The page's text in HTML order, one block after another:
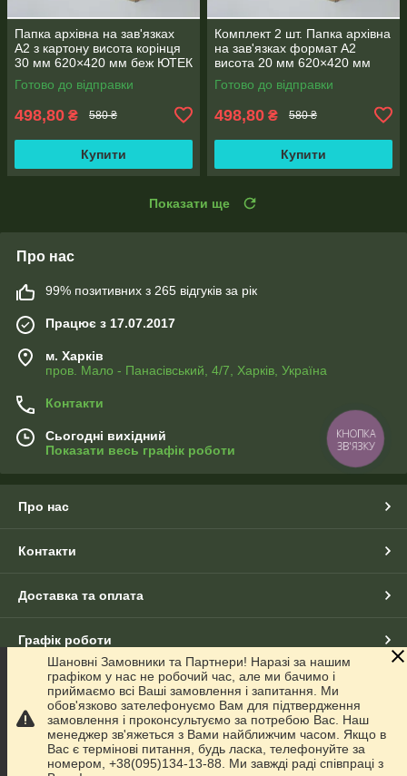
Папка архівна на зав'язках
А2 з картону висота корінця
30 мм 620×420 мм беж ЮТЕК
ПАА2-30(2шт.)
Готово до відправки
498,80 ₴ 580 ₴
Купити
Комплект 2 шт. Папка архівна
на зав'язках формат А2
висота 20 мм 620×420 мм
ЮТЕК ПАА2-20-2
Готово до відправки
498,80 ₴ 580 ₴
Купити
Показати ще
Про нас
99% позитивних з 265 відгуків за рік
Працює з 17.07.2017
м. Харків
пров. Мало - Панасівський, 4/7, Харків, Україна
Контакти
Сьогодні вихідний
Показати весь графік роботи
Про нас
Контакти
Доставка та оплата
Графік роботи
Повна версія сайту
Сайт створено на маркетплейсіProm.ua
Шановні Замовники та Партнери! Наразі за нашим
графіком у нас не робочий час, але ми бачимо і
приймаємо всі Ваші замовлення і запитання. Ми
обов'язково зателефонуємо Вам для підтвердження
замовлення і проконсультуємо за потребою Вас. Наш
менеджер зв'яжеться з Вами найближчим часом. Якщо в
Вас є термінові питання, будь ласка, телефонуйте за
номером, +38(095)134-13-88. Ми завжді раді співпраці з
КНОПКА
ЗВ'ЯЗКУ